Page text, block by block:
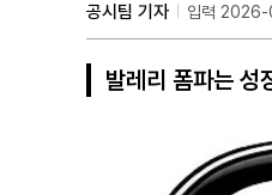
공시팀 기자 입력
발레리 폼파는 성